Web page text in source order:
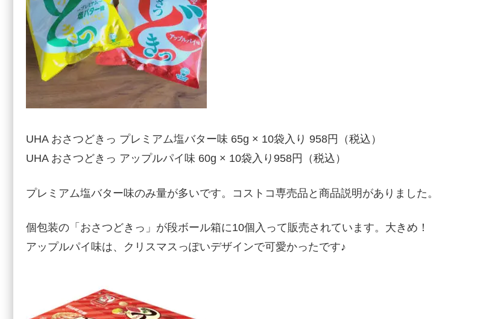
UHA おさつどきっ プレミアム塩バター味 65g × 10袋入り 958円（税込）
UHA おさつどきっ アップルパイ味 60g × 10袋入り958円（税込）
プレミアム塩バター味のみ量が多いです。コストコ専売品と商品説明がありました。
個包装の「おさつどきっ」が段ボール箱に10個入って販売されています。大きめ！
アップルパイ味は、クリスマスっぽいデザインで可愛かったです♪